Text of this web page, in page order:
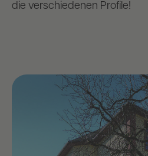
die verschiedenen Profile!